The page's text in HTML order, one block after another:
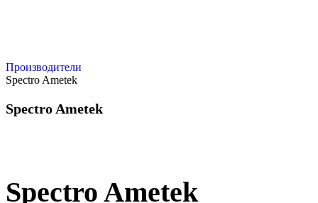
Производители
Spectro Ametek
Spectro Ametek
Spectro Ametek